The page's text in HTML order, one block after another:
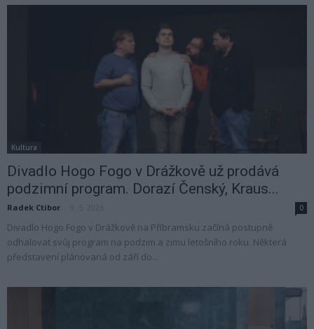
Kultura
Divadlo Hogo Fogo v Drážkově už prodává
podzimní program. Dorazí Čenský, Kraus...
Radek Ctibor 0
Divadlo Hogo Fogo v Drážkově na Příbramsku začíná postupně
odhalovat svůj program na podzim a zimu letošního roku. Některá
představení plánovaná od září do...